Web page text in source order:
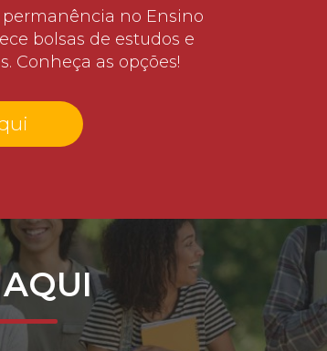
permanência no Ensino
bolsas de estudos e
Conheça as opções!